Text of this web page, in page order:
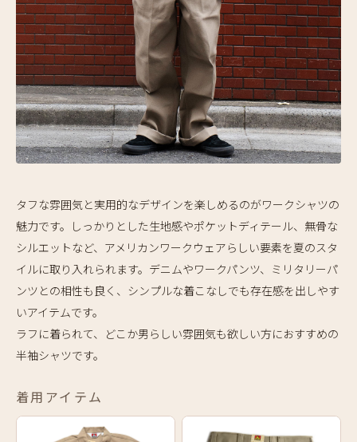
タフな雰囲気と実用的なデザインを楽しめるのがワークシャツの
魅力です。しっかりとした生地感やポケットディテール、無骨な
シルエットなど、アメリカンワークウェアらしい要素を夏のスタ
イルに取り入れられます。デニムやワークパンツ、ミリタリーパ
ンツとの相性も良く、シンプルな着こなしでも存在感を出しやす
いアイテムです。
ラフに着られて、どこか男らしい雰囲気も欲しい方におすすめの
半袖シャツです。
着用アイテム